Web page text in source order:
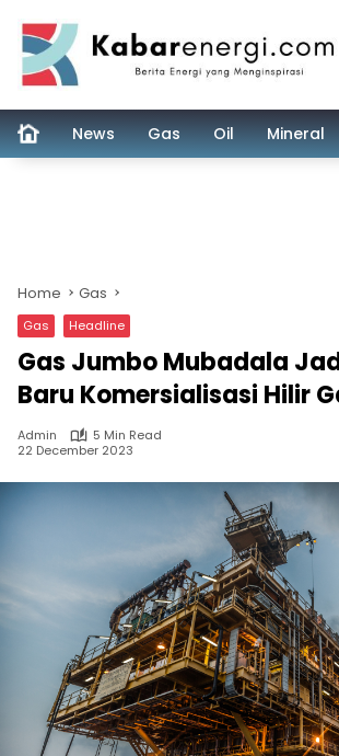
content
News Gas Oil Mineral
Home Gas
Gas Headline
Gas Jumbo Mubadala
Baru Komersialisasi Hilir
Admin
5 Min Read
22 December 2023